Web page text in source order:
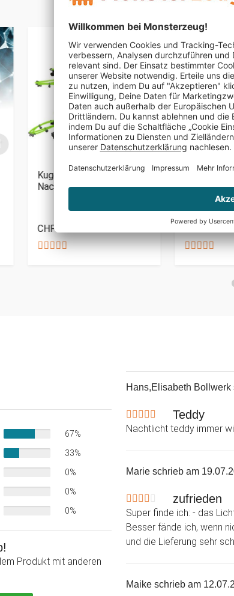
Das könnte
Kugelbahn mit Looping -
Nachtleuchtende Edition
CHF 99.95
SALE
CHF 19.95
67%
33%
0%
0%
0%
Produkt mit anderen
Hans,Elisabeth Bollwerk
Teddy
Nachtlicht teddy immer
Marie schrieb am
zufrieden
Super finde ich: - das
Besser fände ich, wenn
und die Lieferung sehr
Maike schrieb am